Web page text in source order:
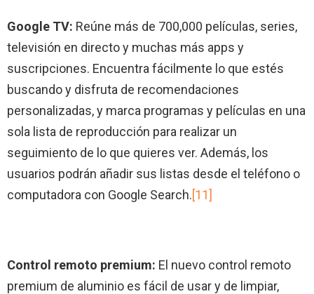
Google TV: Reúne más de 700,000 películas, series,
televisión en directo y muchas más apps y
suscripciones. Encuentra fácilmente lo que estés
buscando y disfruta de recomendaciones
personalizadas, y marca programas y películas en una
sola lista de reproducción para realizar un
seguimiento de lo que quieres ver. Además, los
usuarios podrán añadir sus listas desde el teléfono o
computadora con Google Search.[11]
Control remoto premium: El nuevo control remoto
premium de aluminio es fácil de usar y de limpiar,